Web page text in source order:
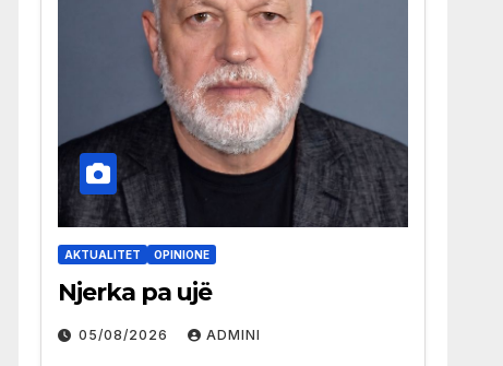
AKTUALITET OPINIONE
Njerka pa ujë
05/08/2026 ADMINI